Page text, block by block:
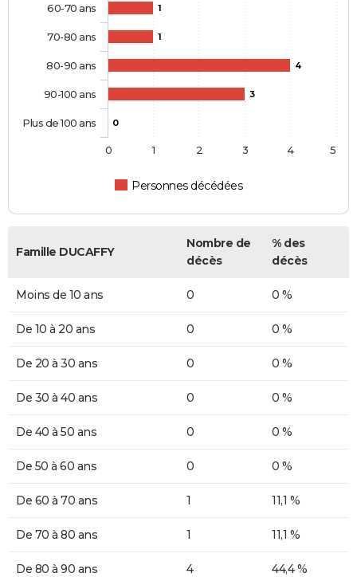
1
1
4
3
0
Personnes décédées
60-70 ans
70-80 ans
80-90 ans
90-100 ans
Plus de 100 ans
0 1 2 3 4 5
Famille DUCAFFY
Nombre de
décès
% des
décès
Moins de 10 ans 0 0 %
De 10 à 20 ans 0 0 %
De 20 à 30 ans 0 0 %
De 30 à 40 ans 0 0 %
De 40 à 50 ans 0 0 %
De 50 à 60 ans 0 0 %
De 60 à 70 ans 1 11,1 %
De 70 à 80 ans 1 11,1 %
De 80 à 90 ans 4 44,4 %